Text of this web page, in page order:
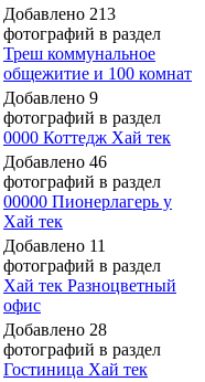
Добавлено 213
фотографий в раздел
Треш коммунальное
общежитие и 100 комнат
Добавлено 9
фотографий в раздел
0000 Коттедж Хай тек
Добавлено 46
фотографий в раздел
00000 Пионерлагерь у
Хай тек
Добавлено 11
фотографий в раздел
Хай тек Разноцветный
офис
Добавлено 28
фотографий в раздел
Гостиница Хай тек